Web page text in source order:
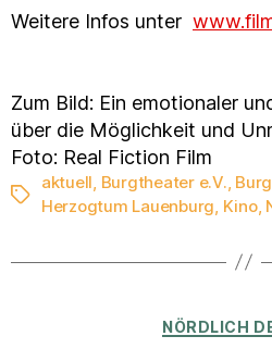
Weitere Infos unter
Zum Bild: Ein emotionaler
über die Möglichkeit und
Foto: Real Fiction Film
Schlagwörter
aktuell, Burgtheater e.V.,
Herzogtum Lauenburg, Kino,
NÖRDLICH